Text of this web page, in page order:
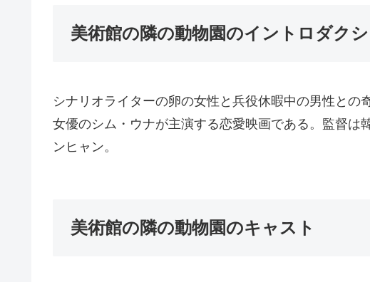
美術館の隣の動物園のイントロダク
シナリオライターの卵の女性と兵役休暇中の男性との
女優のシム・ウナが主演する恋愛映画である。監督は
ンヒャン。
美術館の隣の動物園のキャスト